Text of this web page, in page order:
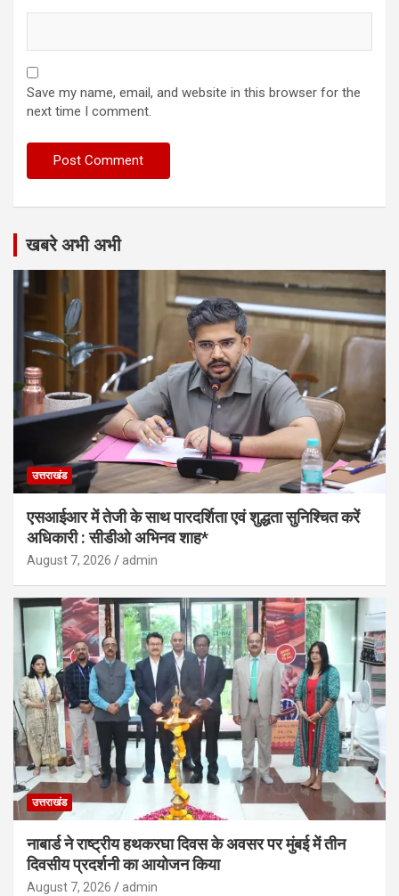
Save my name, email, and website in this browser for the
next time I comment.
खबरे अभी अभी
उत्तराखंड
एसआईआर में तेजी के साथ पारदर्शिता एवं शुद्धता सुनिश्चित करें
अधिकारी : सीडीओ अभिनव शाह*
August 7, 2026 admin
उत्तराखंड
नाबार्ड ने राष्ट्रीय हथकरघा दिवस के अवसर पर मुंबई में तीन
दिवसीय प्रदर्शनी का आयोजन किया
August 7, 2026 admin